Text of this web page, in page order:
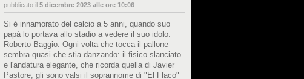
pubblicato il 5 dicembre 2023 alle ore 10:06
Si è innamorato del calcio a 5 anni, quando suo
papà lo portava allo stadio a vedere il suo idolo:
Roberto Baggio. Ogni volta che tocca il pallone
sembra quasi che stia danzando: il fisico slanciato
e l'andatura elegante, che ricorda quella di Javier
Pastore, gli sono valsi il soprannome di "El Flaco"